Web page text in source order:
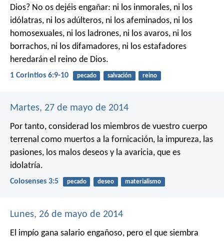
Dios? No os dejéis engañar: ni los inmorales, ni los
idólatras, ni los adúlteros, ni los afeminados, ni los
homosexuales, ni los ladrones, ni los avaros, ni los
borrachos, ni los difamadores, ni los estafadores
heredarán el reino de Dios.
1 Corintios 6:9-10 pecado salvación reino
Martes, 27 de mayo de 2014
Por tanto, considerad los miembros de vuestro cuerpo
terrenal como muertos a la fornicación, la impureza, las
pasiones, los malos deseos y la avaricia, que es
idolatría.
Colosenses 3:5 pecado deseo materialismo
Lunes, 26 de mayo de 2014
El impío gana salario engañoso, pero el que siembra